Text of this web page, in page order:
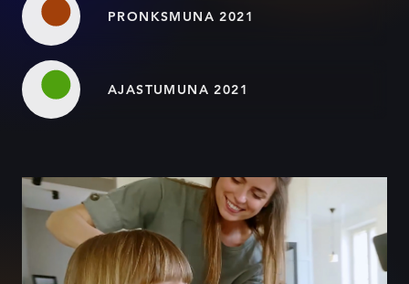
PRONKSMUNA 2021
AJASTUMUNA 2021